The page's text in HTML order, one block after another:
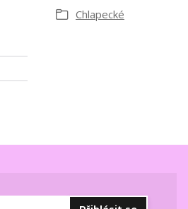
Chlapecké